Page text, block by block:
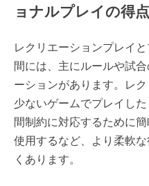
ョナルプレイの得
レクリエーションプレイ
間には、主にルールや試
ーションがあります。レ
少ないゲームでプレイし
間制約に対応するために
使用するなど、より柔軟
くあります。